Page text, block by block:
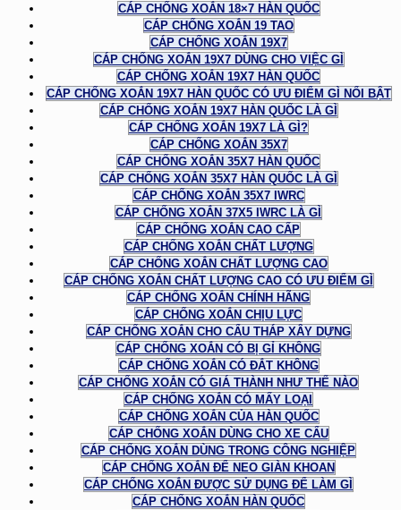
CÁP CHỐNG XOẮN 18×7 HÀN QUỐC
CÁP CHỐNG XOẮN 19 TAO
CÁP CHỐNG XOẮN 19X7
CÁP CHỐNG XOẮN 19X7 DÙNG CHO VIỆC GÌ
CÁP CHỐNG XOẮN 19X7 HÀN QUỐC
CÁP CHỐNG XOẮN 19X7 HÀN QUỐC CÓ ƯU ĐIỂM GÌ NỔI BẬT
CÁP CHỐNG XOẮN 19X7 HÀN QUỐC LÀ GÌ
CÁP CHỐNG XOẮN 19X7 LÀ GÌ?
CÁP CHỐNG XOẮN 35X7
CÁP CHỐNG XOẮN 35X7 HÀN QUỐC
CÁP CHỐNG XOẮN 35X7 HÀN QUỐC LÀ GÌ
CÁP CHỐNG XOẮN 35X7 IWRC
CÁP CHỐNG XOẮN 37X5 IWRC LÀ GÌ
CÁP CHỐNG XOẮN CAO CẤP
CÁP CHỐNG XOẮN CHẤT LƯỢNG
CÁP CHỐNG XOẮN CHẤT LƯỢNG CAO
CÁP CHỐNG XOẮN CHẤT LƯỢNG CAO CÓ ƯU ĐIỂM GÌ
CÁP CHỐNG XOẮN CHÍNH HÃNG
CÁP CHỐNG XOẮN CHỊU LỰC
CÁP CHỐNG XOẮN CHO CẨU THÁP XÂY DỰNG
CÁP CHỐNG XOẮN CÓ BỊ GỈ KHÔNG
CÁP CHỐNG XOẮN CÓ ĐẮT KHÔNG
CÁP CHỐNG XOẮN CÓ GIÁ THÀNH NHƯ THẾ NÀO
CÁP CHỐNG XOẮN CÓ MẤY LOẠI
CÁP CHỐNG XOẮN CỦA HÀN QUỐC
CÁP CHỐNG XOẮN DÙNG CHO XE CẨU
CÁP CHỐNG XOẮN DÙNG TRONG CÔNG NGHIỆP
CÁP CHỐNG XOẮN ĐỂ NEO GIÀN KHOAN
CÁP CHỐNG XOẮN ĐƯỢC SỬ DỤNG ĐỂ LÀM GÌ
CÁP CHỐNG XOẮN HÀN QUỐC